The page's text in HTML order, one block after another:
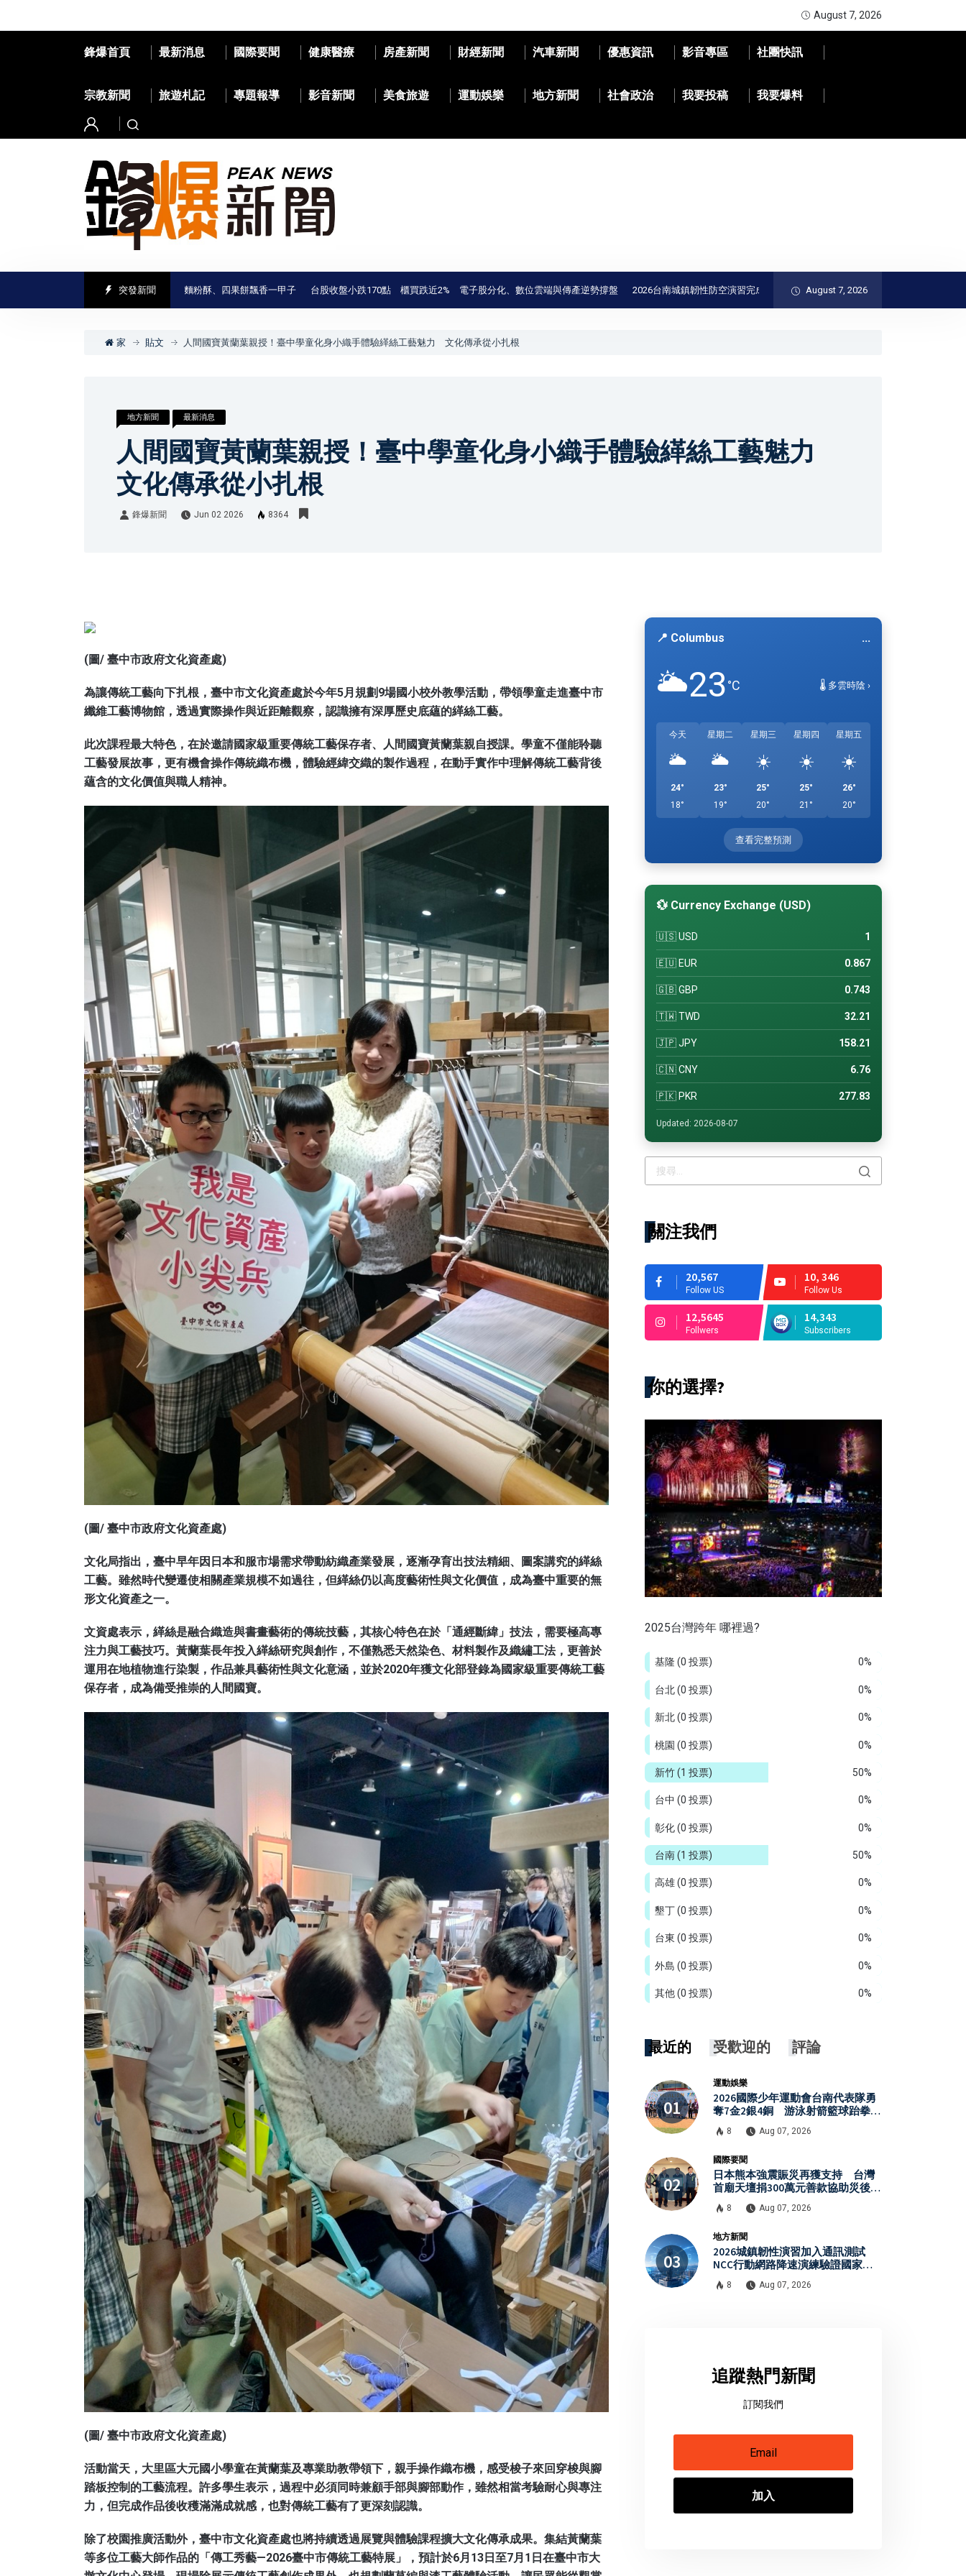
August 7, 2026
鋒爆首頁 最新消息 國際要聞 健康醫療 房產新聞 財經新聞 汽車新聞 優惠資訊 影音專區 社團快訊
宗教新聞 旅遊札記 專題報導 影音新聞 美食旅遊 運動娛樂 地方新聞 社會政治 我要投稿 我要爆料
突發新聞
喜樹老街 義美香餅舖古早味麵粉酥、四果餅飄香一甲子 台股收盤小跌170點 櫃買跌近2% 電子股分化、數位雲端與傳產逆勢撐盤 2026台南城鎮韌性防空演習完成｜黃偉哲肯定全民防衛與防空避難整備
August 7, 2026
家 貼文 人間國寶黃蘭葉親授！臺中學童化身小織手體驗緙絲工藝魅力 文化傳承從小扎根
地方新聞 最新消息
人間國寶黃蘭葉親授！臺中學童化身小織手體驗緙絲工藝魅力
文化傳承從小扎根
鋒爆新聞 Jun 02 2026 8364
(圖/ 臺中市政府文化資產處)
為讓傳統工藝向下扎根，臺中市文化資產處於今年5月規劃9場國小校外教學活動，帶領學童走進臺中市
纖維工藝博物館，透過實際操作與近距離觀察，認識擁有深厚歷史底蘊的緙絲工藝。
此次課程最大特色，在於邀請國家級重要傳統工藝保存者、人間國寶黃蘭葉親自授課。學童不僅能聆聽
工藝發展故事，更有機會操作傳統織布機，體驗經緯交織的製作過程，在動手實作中理解傳統工藝背後
蘊含的文化價值與職人精神。
(圖/ 臺中市政府文化資產處)
文化局指出，臺中早年因日本和服市場需求帶動紡織產業發展，逐漸孕育出技法精細、圖案講究的緙絲
工藝。雖然時代變遷使相關產業規模不如過往，但緙絲仍以高度藝術性與文化價值，成為臺中重要的無
形文化資產之一。
文資處表示，緙絲是融合織造與書畫藝術的傳統技藝，其核心特色在於「通經斷緯」技法，需要極高專
注力與工藝技巧。黃蘭葉長年投入緙絲研究與創作，不僅熟悉天然染色、材料製作及織繡工法，更善於
運用在地植物進行染製，作品兼具藝術性與文化意涵，並於2020年獲文化部登錄為國家級重要傳統工藝
保存者，成為備受推崇的人間國寶。
(圖/ 臺中市政府文化資產處)
活動當天，大里區大元國小學童在黃蘭葉及專業助教帶領下，親手操作織布機，感受梭子來回穿梭與腳
踏板控制的工藝流程。許多學生表示，過程中必須同時兼顧手部與腳部動作，雖然相當考驗耐心與專注
力，但完成作品後收穫滿滿成就感，也對傳統工藝有了更深刻認識。
除了校園推廣活動外，臺中市文化資產處也將持續透過展覽與體驗課程擴大文化傳承成果。集結黃蘭葉
等多位工藝大師作品的「傳工秀藝—2026臺中市傳統工藝特展」，預計於6月13日至7月1日在臺中市大
📍 Columbus ...
🌥️23°C 🌡️ 多雲時陰 ›
今天
🌥️
24°
18°
星期二
🌥️
23°
19°
星期三
☀️
25°
20°
星期四
☀️
25°
21°
星期五
☀️
26°
20°
查看完整預測
💱 Currency Exchange (USD)
🇺🇸 USD 1
🇪🇺 EUR 0.867
🇬🇧 GBP 0.743
🇹🇼 TWD 32.21
🇯🇵 JPY 158.21
🇨🇳 CNY 6.76
🇵🇰 PKR 277.83
Updated: 2026-08-07
關注我們
20,567
Follow US
10, 346
Follow Us
12,5645
Follwers
14,343
Subscribers
你的選擇?
2025台灣跨年 哪裡過?
0%
基隆 (0 投票)
0%
台北(0 投票)
0%
新北(0 投票)
0%
桃園 (0 投票)
50%
新竹(1 投票)
0%
台中 (0 投票)
0%
彰化(0 投票)
50%
台南(1 投票)
0%
高雄(0 投票)
0%
墾丁(0 投票)
0%
台東 (0 投票)
0%
外島 (0 投票)
0%
其他(0 投票)
最近的 受歡迎的 評論
運動娛樂
2026國際少年運動會台南代表隊勇
奪7金2銀4銅 游泳射箭籃球跆拳道
展現青年競技實力
8 Aug 07, 2026
國際要聞
日本熊本強震賑災再獲支持 台灣
首廟天壇捐300萬元善款協助災後復
原
8 Aug 07, 2026
地方新聞
2026城鎮韌性演習加入通訊測試
NCC行動網路降速演練驗證國家通
訊防護能力
8 Aug 07, 2026
追蹤熱門新聞
訂閱我們
加入